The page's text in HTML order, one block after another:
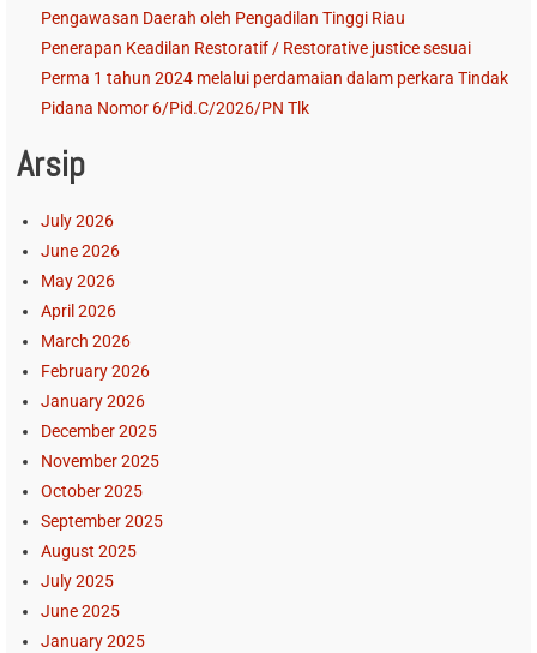
Pengawasan Daerah oleh Pengadilan Tinggi Riau
Penerapan Keadilan Restoratif / Restorative justice sesuai
Perma 1 tahun 2024 melalui perdamaian dalam perkara Tindak
Pidana Nomor 6/Pid.C/2026/PN Tlk
Arsip
July 2026
June 2026
May 2026
April 2026
March 2026
February 2026
January 2026
December 2025
November 2025
October 2025
September 2025
August 2025
July 2025
June 2025
January 2025